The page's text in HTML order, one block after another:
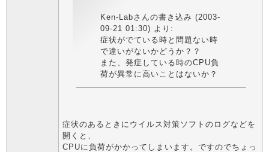
Ken-Labさんの書き込み (2003-
09-21 01:30) より:
症状がでている時と問題ない時
で違いがないかどうか？？
また、発症している時のCPU負
荷が異常に高いことはないか？
症状のあるときにウイルス対策ソフトのログなどを
開くと、
CPUに負荷がかかってしまいます。ですのでちょっ